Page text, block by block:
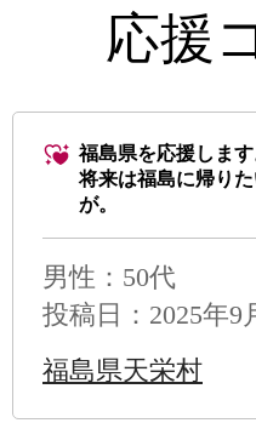
応援
福島県を応援します
将来は福島に帰り
が。
男性 ：50代
投稿日：2025年9
福島県天栄村